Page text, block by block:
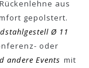
aus
gepolstert.
Ø 11
oder
andere Events mit